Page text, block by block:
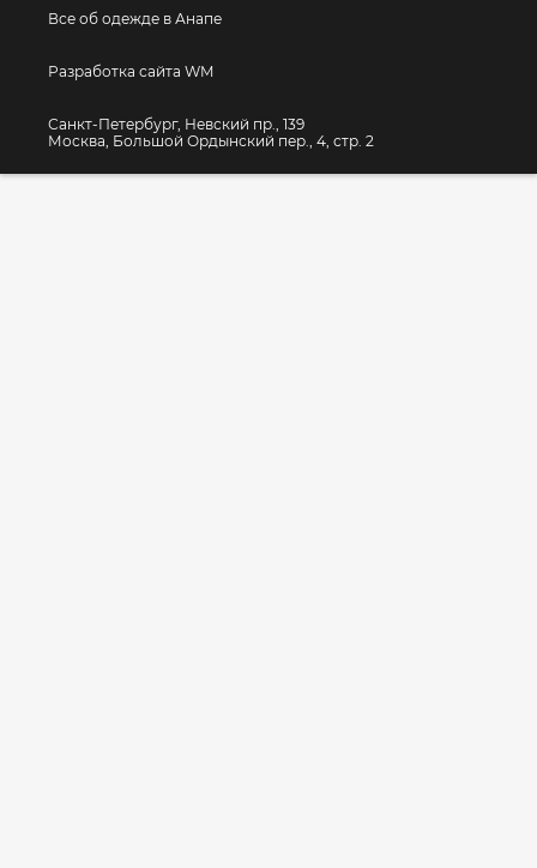
Все об одежде в Анапе
Разработка сайта WM
Санкт-Петербург, Невский пр., 139
Москва, Большой Ордынский пер., 4, стр. 2